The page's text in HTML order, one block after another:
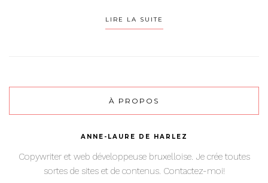
LIRE LA SUITE
À PROPOS
ANNE-LAURE DE HARLEZ
Copywriter et web développeuse bruxelloise. Je crée toutes
sortes de sites et de contenus. Contactez-moi!